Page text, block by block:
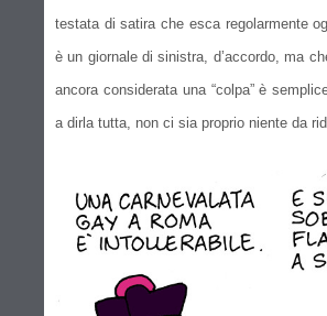
testata di satira che esca regolarmente
è un giornale di sinistra, d’accordo, ma
ancora considerata una “colpa” è
a dirla tutta, non ci sia proprio niente da